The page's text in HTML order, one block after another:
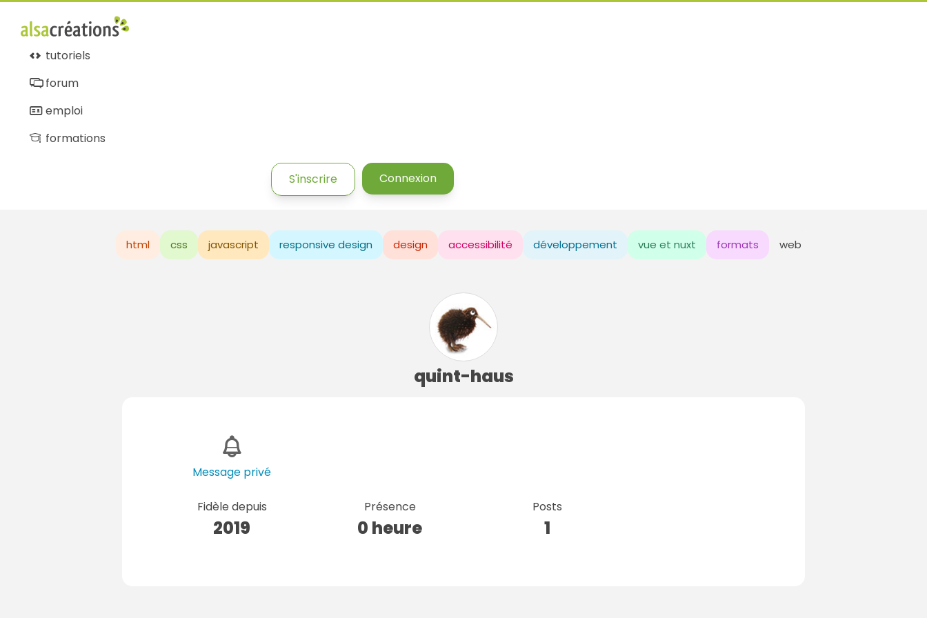
tutoriels
forum
emploi
formations
S'inscrire Connexion
html css javascript responsive design design accessibilité développement vue et nuxt formats web
quint-haus
Message privé
Fidèle depuis
2019
Présence
0 heure
Posts
1